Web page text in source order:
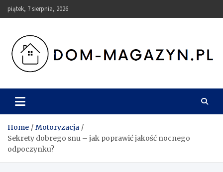
Skip
to
piątek, 7 sierpnia, 2026
Dom-Magazyn.pl
Home
Motoryzacja
Sekrety dobrego snu – jak poprawić jakość nocnego
odpoczynku?